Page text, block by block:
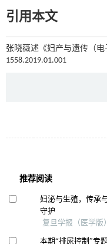
引用本文
张晓薇述《妇产与遗传（
1558.2019.01.001